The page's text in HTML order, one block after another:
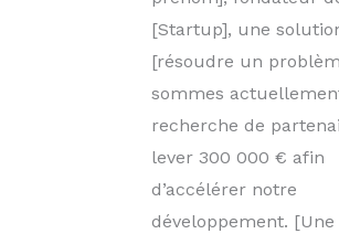
[Startup], une
[résoudre un
sommes
recherche de
lever 300 000 € afin
d’accélérer notre
développement. [Une